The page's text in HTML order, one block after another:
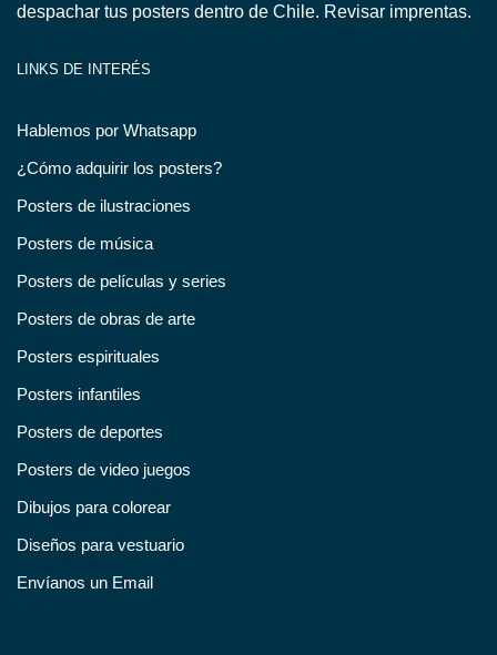
despachar tus posters dentro de Chile. Revisar imprentas.
LINKS DE INTERÉS
Hablemos por Whatsapp
¿Cómo adquirir los posters?
Posters de ilustraciones
Posters de música
Posters de películas y series
Posters de obras de arte
Posters espirituales
Posters infantiles
Posters de deportes
Posters de video juegos
Dibujos para colorear
Diseños para vestuario
Envíanos un Email